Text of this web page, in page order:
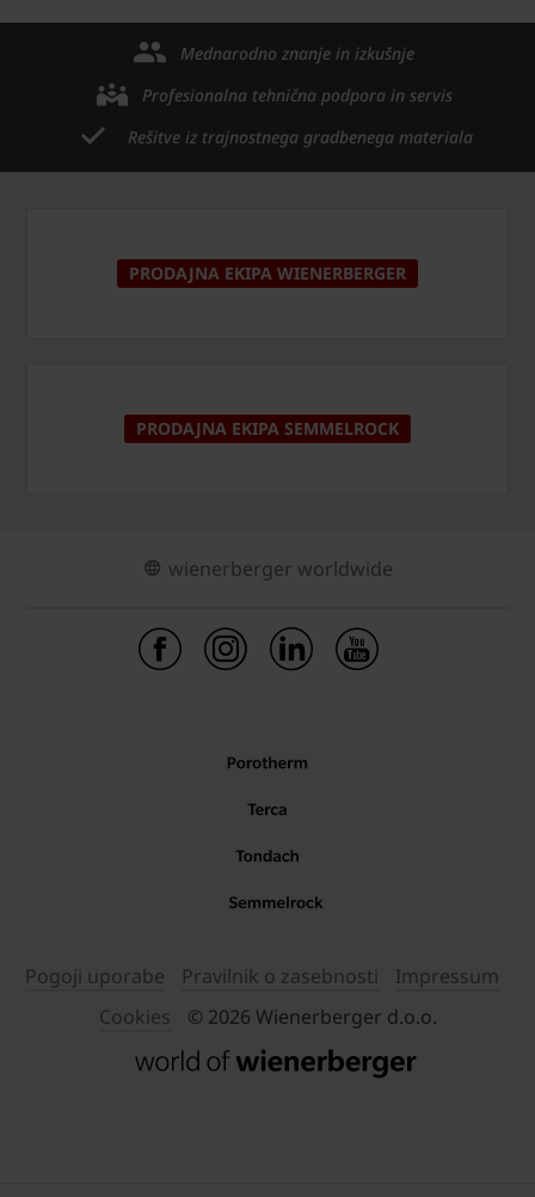
Mednarodno znanje in izkušnje
Profesionalna tehnična podpora in servis
Rešitve iz trajnostnega gradbenega materiala
PRODAJNA EKIPA WIENERBERGER
PRODAJNA EKIPA SEMMELROCK
wienerberger worldwide
Pogoji uporabe Pravilnik o zasebnosti
Impressum
Cookies
© 2026 Wienerberger d.o.o.